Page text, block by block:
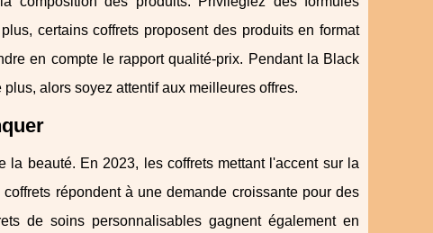
certains coffrets proposent des produits en format
en compte le rapport qualité-prix. Pendant la Black
alors soyez attentif aux meilleures offres.
beauté. En 2023, les coffrets mettant l'accent sur la
répondent à une demande croissante pour des
de soins personnalisables gagnent également en